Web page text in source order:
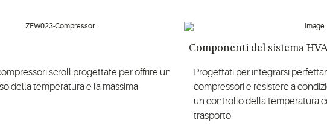
scroll progettate per offrire un
della temperatura e la massima
Componenti del sistema
Progettati per integrarsi
compressori e resistere a
un controllo della temperatura
trasporto